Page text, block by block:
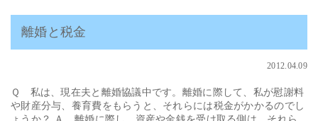
離婚と税金
2012.04.09
Ｑ 私は、現在夫と離婚協議中です。離婚に際して、私が慰謝料
や財産分与、養育費をもらうと、それらには税金がかかるのでし